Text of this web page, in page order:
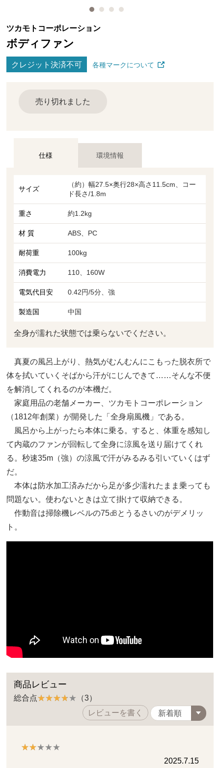
ツカモトコーポレーション
ボディファン
クレジット決済不可 各種マークについて
売り切れました
仕様 環境情報
サイズ
（約）幅27.5×奥行28×高さ11.5cm、コー
ド長さ/1.8m
重さ 約1.2kg
材 質 ABS、PC
耐荷重 100kg
消費電力 110、160W
電気代目安 0.42円/5分、強
製造国 中国
全身が濡れた状態では乗らないでください。
真夏の風呂上がり、熱気がむんむんにこもった脱衣所で
体を拭いていくそばから汗がにじんできて……そんな不便
を解消してくれるのが本機だ。
家庭用品の老舗メーカー、ツカモトコーポレーション
（1812年創業）が開発した「全身扇風機」である。
風呂から上がったら本体に乗る。すると、体重を感知し
て内蔵のファンが回転して全身に涼風を送り届けてくれ
る。秒速35m（強）の涼風で汗がみるみる引いていくはず
だ。
本体は防水加工済みだから足が多少濡れたまま乗っても
問題ない。使わないときは立て掛けて収納できる。
作動音は掃除機レベルの75㏈とうるさいのがデメリッ
ト。
商品レビュー
総合点
（3）
レビューを書く
2025.7.15